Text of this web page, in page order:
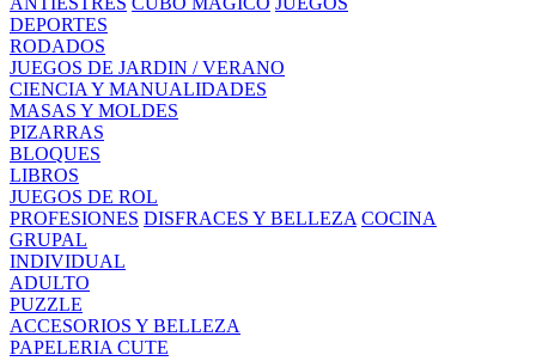
DEPORTES
RODADOS
JUEGOS DE JARDIN / VERANO
CIENCIA Y MANUALIDADES
MASAS Y MOLDES
PIZARRAS
BLOQUES
LIBROS
JUEGOS DE ROL
PROFESIONES DISFRACES Y BELLEZA COCINA
GRUPAL
INDIVIDUAL
ADULTO
PUZZLE
ACCESORIOS Y BELLEZA
PAPELERIA CUTE